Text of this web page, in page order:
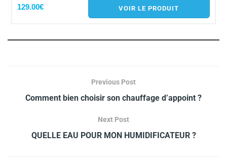
129.00€ VOIR LE PRODUIT
Previous Post
Comment bien choisir son chauffage d’appoint ?
Next Post
QUELLE EAU POUR MON HUMIDIFICATEUR ?